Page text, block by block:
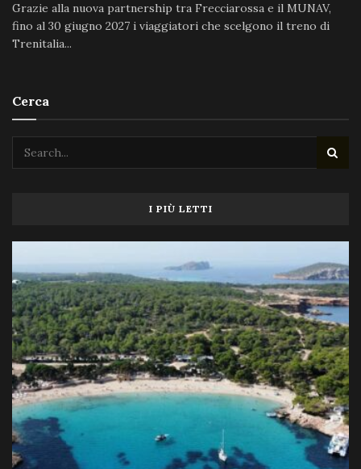
Grazie alla nuova partnership tra Frecciarossa e il MUNAV,
fino al 30 giugno 2027 i viaggiatori che scelgono il treno di
Trenitalia...
Cerca
I PIÙ LETTI